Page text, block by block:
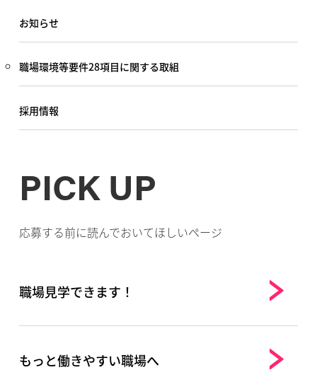
お知らせ
職場環境等要件28項目に関する取組
採用情報
PICK UP
応募する前に読んでおいてほしいページ
職場見学できます！
もっと働きやすい職場へ